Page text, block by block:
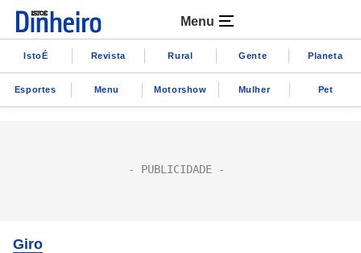
Menu
IstoÉ Revista Rural Gente Planeta
Esportes Menu Motorshow Mulher Pet
Giro